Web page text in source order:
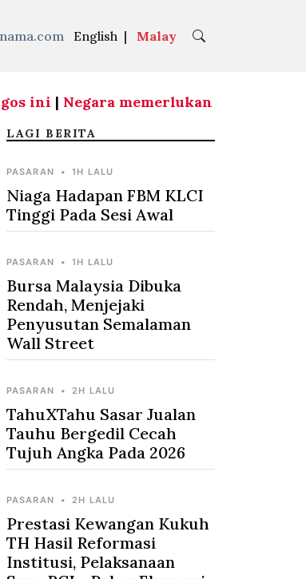
English | Malay
ini|Negara memerlukan pemimpin
LAGI BERITA
PASARAN • 1H LALU
Niaga Hadapan FBM KLCI
Tinggi Pada Sesi Awal
PASARAN • 1H LALU
Bursa Malaysia Dibuka
Rendah, Menjejaki
Penyusutan Semalaman
Wall Street
PASARAN • 2H LALU
TahuXTahu Sasar Jualan
Tauhu Bergedil Cecah
Tujuh Angka Pada 2026
PASARAN • 2H LALU
Prestasi Kewangan Kukuh
TH Hasil Reformasi
Institusi, Pelaksanaan